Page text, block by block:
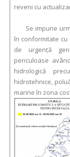
reveni cu
Se impune
în conformitate cu
de urgență
periculoase
hidrologică
hidrotehnice,
marine în zona